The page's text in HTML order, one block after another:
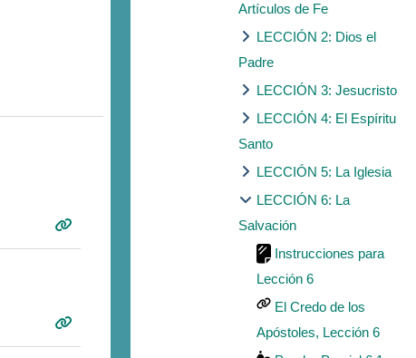
Artículos de Fe
LECCIÓN 2: Dios el
Padre
LECCIÓN 3: Jesucristo
LECCIÓN 4: El Espíritu
Santo
LECCIÓN 5: La Iglesia
LECCIÓN 6: La
Salvación
Instrucciones para
Lección 6
El Credo de los
Apóstoles, Lección 6